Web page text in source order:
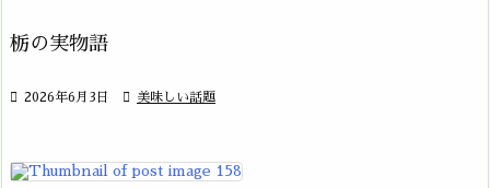
栃の実物語
 2026年6月3日  美味しい話題